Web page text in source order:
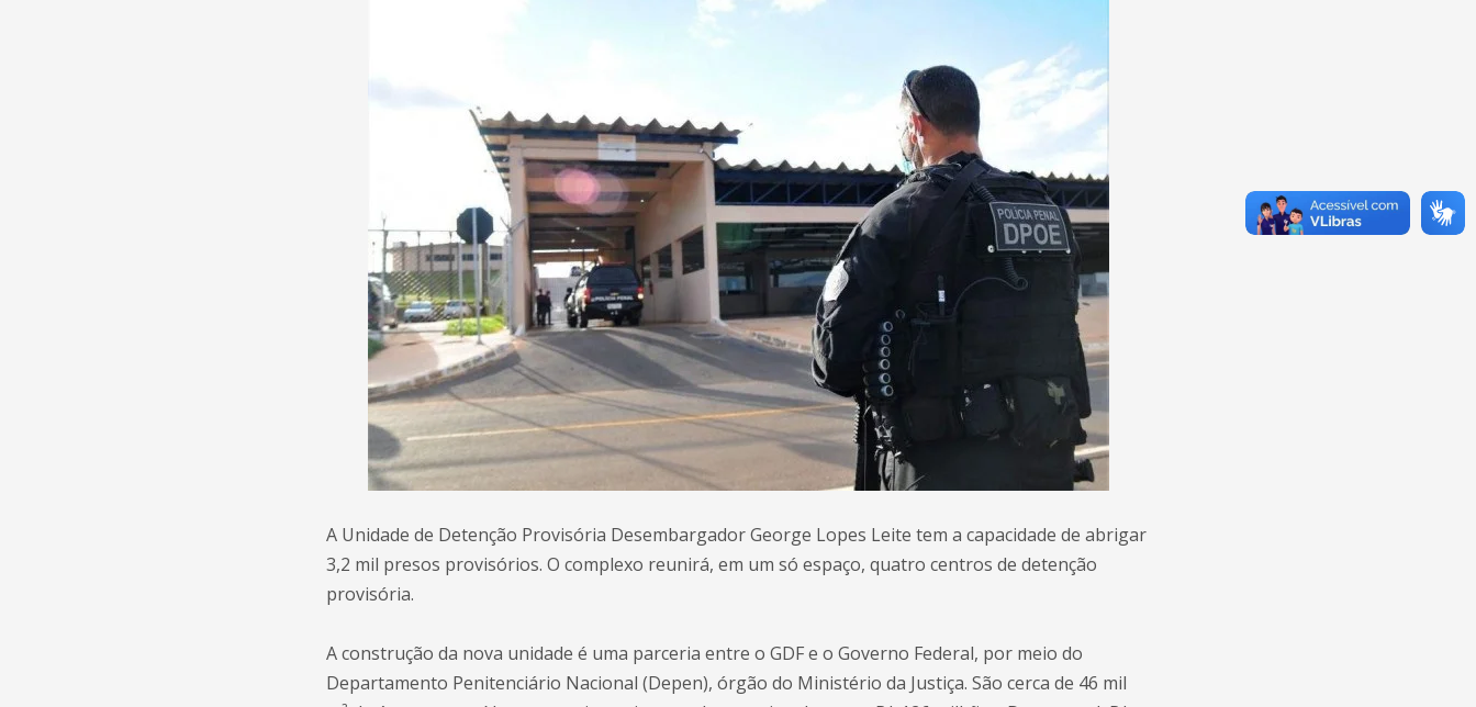
A Unidade de Detenção Provisória Desembargador George Lopes Leite tem a capacidade de abrigar
3,2 mil presos provisórios. O complexo reunirá, em um só espaço, quatro centros de detenção
provisória.
A construção da nova unidade é uma parceria entre o GDF e o Governo Federal, por meio do
Departamento Penitenciário Nacional (Depen), órgão do Ministério da Justiça. São cerca de 46 mil